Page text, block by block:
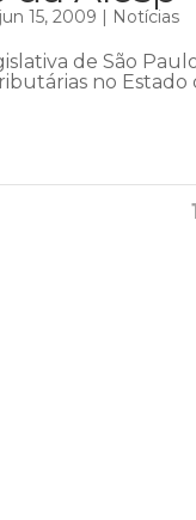
jun 15, 2009 | Notícias
de São
no